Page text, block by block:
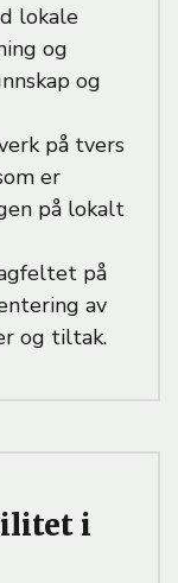
lokale
og
og
på tvers
er
på lokalt
på
av
og tiltak.
i